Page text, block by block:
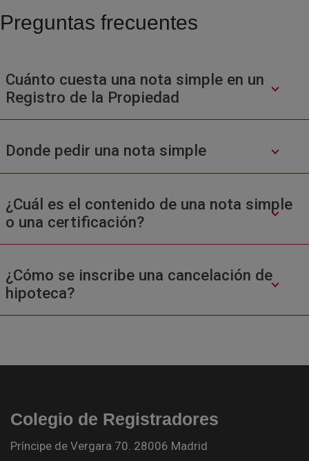
Preguntas frecuentes
Cuánto cuesta una nota simple en un
Registro de la Propiedad
Donde pedir una nota simple
¿Cuál es el contenido de una nota simple
o una certificación?
¿Cómo se inscribe una cancelación de
hipoteca?
Colegio de Registradores
Príncipe de Vergara 70. 28006 Madrid